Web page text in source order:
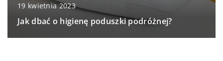
19 kwietnia 2023
Jak dbać o higienę poduszki podróżnej?